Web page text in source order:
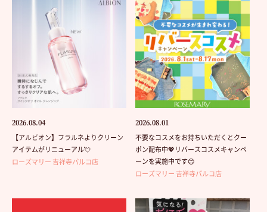
2026.08.04
【アルビオン】フラルネよりクリーン
アイテムがリニューアル💘
ローズマリー 吉祥寺パルコ店
2026.08.01
不要なコスメをお持ちいただくとクー
ポン配布中💖リバースコスメキャンペ
ーンを実施中です😊
ローズマリー 吉祥寺パルコ店